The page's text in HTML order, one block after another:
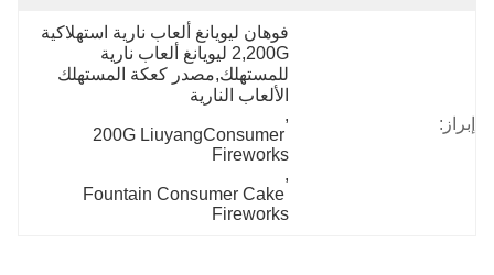
إبراز:
الألعاب النارية
,
200G LiuyangConsumer
Fireworks
,
Fountain Consumer Cake
Fireworks